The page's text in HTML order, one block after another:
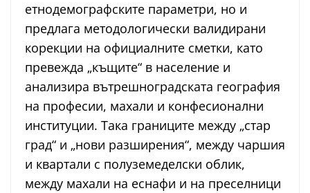
етнодемографските параметри, но и
предлага методологически валидирани
корекции на официалните сметки, като
превежда „къщите“ в население и
анализира вътрешноградската география
на професии, махали и конфесионални
институции. Така границите между „стар
град“ и „нови разширения“, между чаршия
и квартали с полуземеделски облик,
между махали на еснафи и на преселници